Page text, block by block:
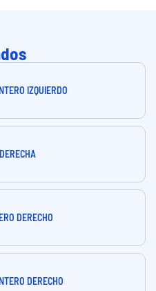
IZQUIERDO
DERECHO
DERECHO